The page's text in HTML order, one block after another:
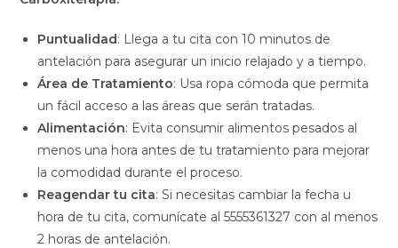
Puntualidad: Llega a tu cita con 10 minutos de
antelación para asegurar un inicio relajado y a tiempo.
Área de Tratamiento: Usa ropa cómoda que permita
un fácil acceso a las áreas que serán tratadas.
Alimentación: Evita consumir alimentos pesados al
menos una hora antes de tu tratamiento para mejorar
la comodidad durante el proceso.
Reagendar tu cita: Si necesitas cambiar la fecha u
hora de tu cita, comunícate al 5555361327 con al menos
2 horas de antelación.